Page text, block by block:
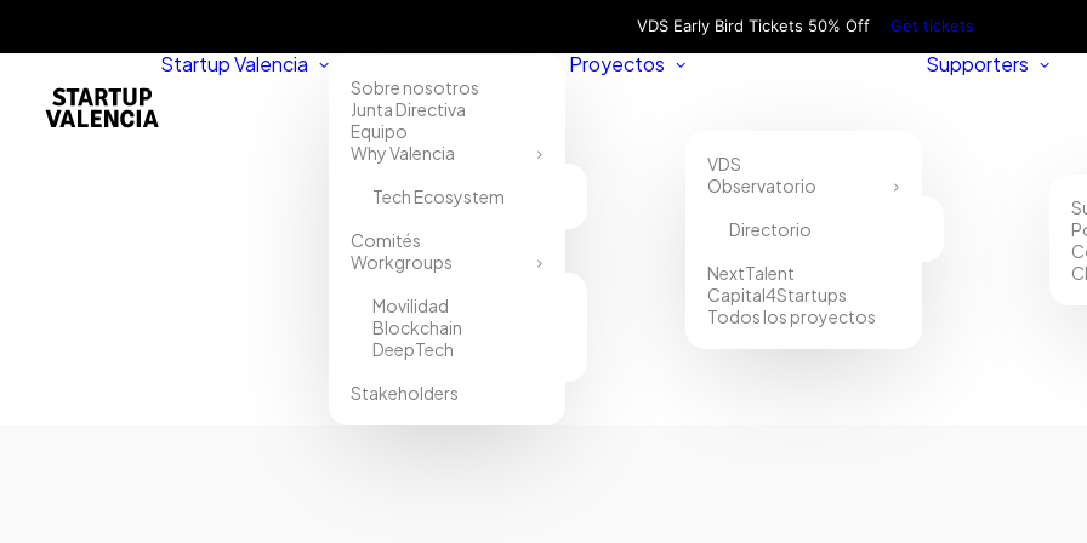
VDS Early Bird Tickets 50% Off Get tickets
Startup Valencia
Sobre nosotros
Junta Directiva
Equipo
Why Valencia
Tech Ecosystem
Comités
Workgroups
Movilidad
Blockchain
DeepTech
Stakeholders
Proyectos
VDS
Observatorio
Directorio
NextTalent
Capital4Startups
Todos los proyectos
Supporters